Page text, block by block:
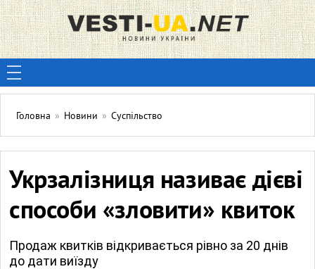
Головна » Новини » Суспільство
Укрзалізниця називає дієві
способи «зловити» квиток
Продаж квитків відкривається рівно за 20 днів
до дати виїзду